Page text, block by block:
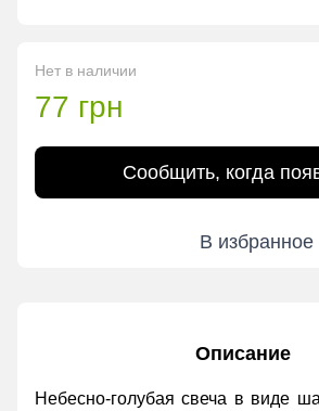
Нет в наличии
77 грн
Сообщить, когда
В избранное
Описание
Небесно-голубая свеча в виде